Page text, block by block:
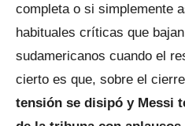
completa o si simplemente
habituales críticas que
sudamericanos cuando el
cierto es que, sobre el
tensión se disipó y Messi